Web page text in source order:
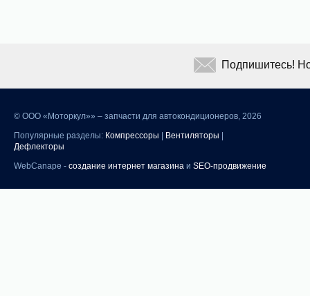
© ООО «Моторкул»» – запчасти для автокондиционеров, 2026
Популярные разделы: Компрессоры Вентиляторы
Дефлекторы
WebCanape - создание интернет магазина и SEO-продвижение
Подпишитесь!